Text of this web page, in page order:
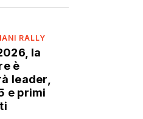
RALLY
la
è
leader,
e primi